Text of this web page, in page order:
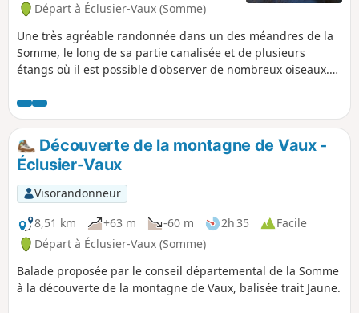
Départ à Éclusier-Vaux (Somme)
Une très agréable randonnée dans un des méandres de la
Somme, le long de sa partie canalisée et de plusieurs
étangs où il est possible d'observer de nombreux oiseaux.
un superbe panorama sur le milieu qui a été parcouru.
Découverte de la montagne de Vaux -
Éclusier-Vaux
Visorandonneur
8,51 km
+63 m -60 m 2h 35
Facile
Départ à Éclusier-Vaux (Somme)
Balade proposée par le conseil départemental de la Somme
à la découverte de la montagne de Vaux, balisée trait Jaune.